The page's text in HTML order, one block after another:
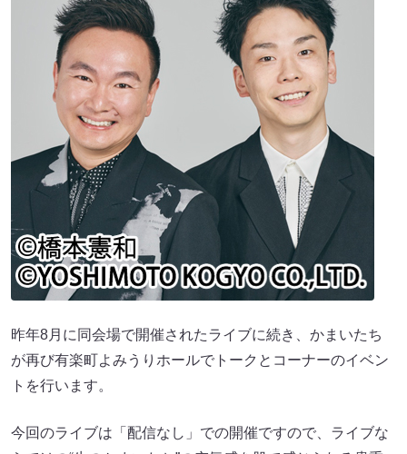
昨年8月に同会場で開催されたライブに続き、かまいたち
が再び有楽町よみうりホールでトークとコーナーのイベン
トを行います。
今回のライブは「配信なし」での開催ですので、ライブな